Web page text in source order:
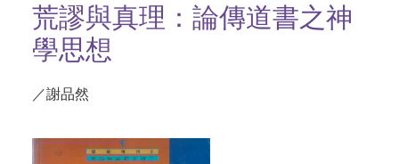
荒謬與真理：論傳道書之神
學思想
／謝品然